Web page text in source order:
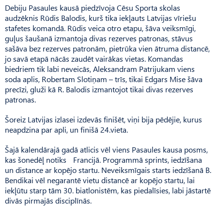
Debiju Pasaules kausā piedzīvoja Cēsu Sporta skolas
audzēknis Rūdis Balodis, kurš tika iekļauts Latvijas vīriešu
stafetes komandā. Rūdis veica otro etapu, šāva veiksmīgi,
guļus šaušanā izmantoja divas rezerves pat­ronas, stāvus
sašāva bez rezerves patronām, pietrūka vien ātruma distancē,
jo savā etapā nācās zaudēt vairākas vietas. Komandas
biedriem tik labi neveicās, Aleksandram Patrijukam viens
soda aplis, Robertam Slotiņam – trīs, tikai Edgars Mise šāva
precīzi, gluži kā R. Balodis izmantojot tikai divas rezerves
patronas.
Šoreiz Latvijas izlasei izdevās finišēt, viņi bija pēdējie, kurus
neapdzina par apli, un finišā 24.vieta.
Šajā kalendārajā gadā atlicis vēl viens Pasaules kausa posms,
kas šonedēļ notiks Francijā. Programmā sprints, iedzīšana
un distance ar kopējo startu. Neveiksmīgais starts iedzīšanā B.
Bendikai vēl negarantē vietu distancē ar kopējo startu, lai
iekļūtu starp tām 30. biatlonistēm, kas piedalīsies, labi jāstartē
divās pirmajās disciplīnās.